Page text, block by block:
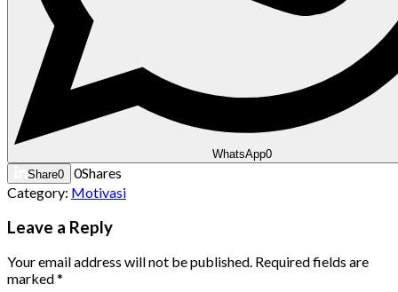
WhatsApp0
Share0 0Shares
Category: Motivasi
Leave a Reply
Your email address will not be published. Required fields are
marked*